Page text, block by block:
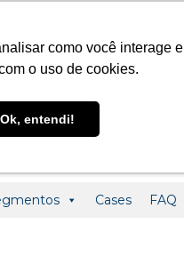
como você interage
o uso de cookies.
Ok, entendi!
Cases FAQ